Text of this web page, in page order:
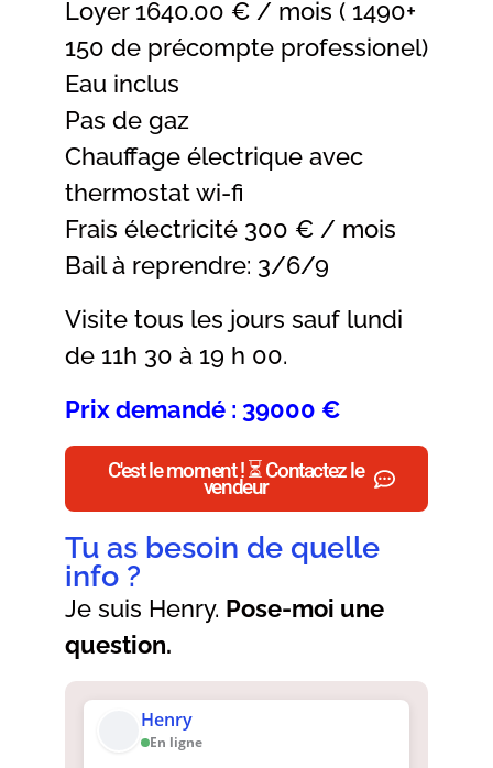
Loyer 1640.00 € / mois ( 1490+
150 de précompte professionel)
Eau inclus
Pas de gaz
Chauffage électrique avec
thermostat wi-fi
Frais électricité 300 € / mois
Bail à reprendre: 3/6/9
Visite tous les jours sauf lundi
de 11h 30 à 19 h 00.
Prix demandé : 39000 €
C'est le moment ! ⏳ Contactez le
vendeur
Henry
En ligne
Je suis Henry. Pose-moi une
question.
Tu as besoin de quelle
info ?